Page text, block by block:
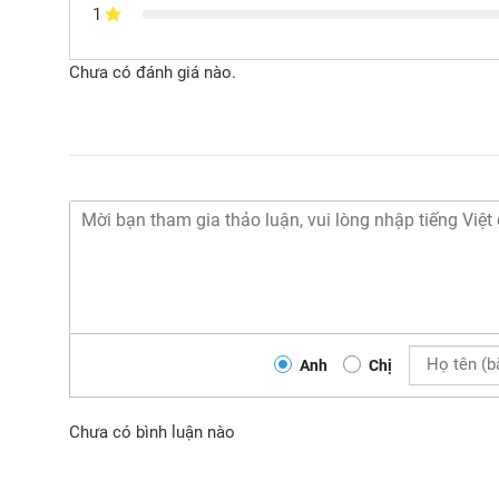
1
Chưa có đánh giá nào.
Anh Chị
Chưa có bình luận nào